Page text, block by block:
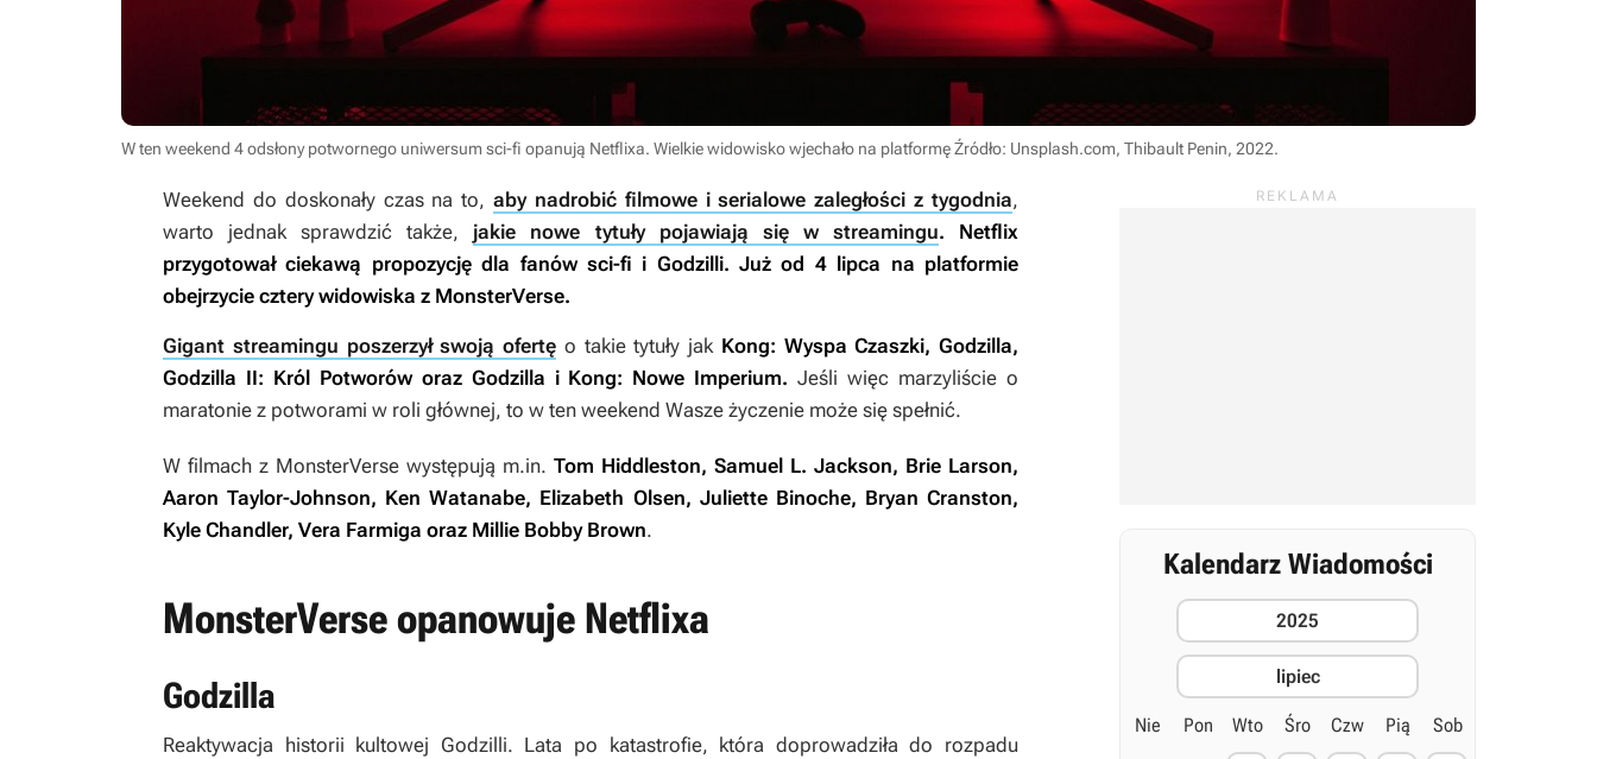
W ten weekend 4 odsłony potwornego uniwersum sci-fi opanują Netflixa. Wielkie widowisko wjechało na platformęŹródło: Unsplash.com, Thibault Penin, 2022.
Weekend do doskonały czas na to,aby nadrobić filmowe i serialowe zaległości z tygodnia,
warto jednak sprawdzić także, jakie nowe tytuły pojawiają się w streamingu. Netflix
przygotował ciekawą propozycję dla fanów sci-fi i Godzilli. Już od 4 lipca na platformie
obejrzycie cztery widowiska z MonsterVerse.
Gigant streamingu poszerzył swoją ofertę o takie tytuły jak Kong: Wyspa Czaszki, Godzilla,
Godzilla II: Król Potworóworaz Godzilla i Kong: Nowe Imperium. Jeśli więc marzyliście o
maratonie z potworami w roli głównej, to w ten weekend Wasze życzenie może się spełnić.
W filmach z MonsterVerse występują m.in. Tom Hiddleston, Samuel L. Jackson, Brie Larson,
Aaron Taylor-Johnson, Ken Watanabe, Elizabeth Olsen, Juliette Binoche, Bryan Cranston,
Kyle Chandler, Vera Farmiga oraz Millie Bobby Brown.
MonsterVerse opanowuje Netflixa
Godzilla
Reaktywacja historii kultowej Godzilli. Lata po katastrofie, która doprowadziła do rozpadu
Kalendarz Wiadomości
2025
lipiec
Nie Pon Wto Śro Czw Pią Sob